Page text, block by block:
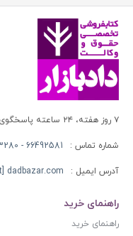
۷ روز هفته، ۲۴ ساعته پاسخگوی شما هستیم
شماره تماس : 66492581 - 66413280 (021)
آدرس ایمیل : dadbazar.com
راهنمای خرید
راهنمای خرید